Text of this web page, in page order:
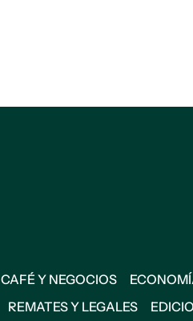
CAFÉ Y NEGOCIOS
REMATES Y LEGALES